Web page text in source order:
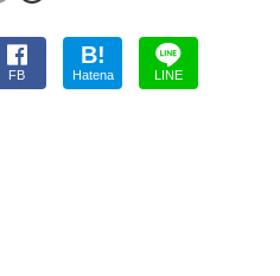
FB
B!
Hatena LINE